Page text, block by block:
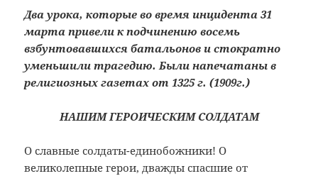
Два урока, которые во время инцидента 31
марта привели к подчинению восемь
взбунтовавшихся батальонов и стократно
уменьшили трагедию. Были напечатаны в
религиозных газетах от 1325 г. (1909г.)
НАШИМ ГЕРОИЧЕСКИМ СОЛДАТАМ
О славные солдаты-единобожники! О
великолепные герои, дважды спасшие от